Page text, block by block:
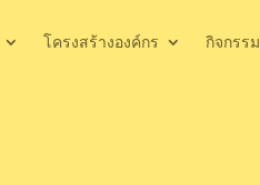
โครงสร้างองค์กร กิจกรรม